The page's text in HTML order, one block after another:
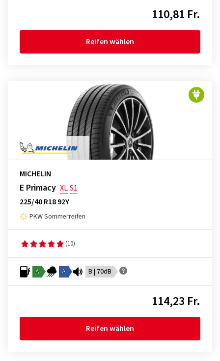
110,81 Fr.
Reifen wählen
MICHELIN
E Primacy XLS1
225/40 R18 92Y
PKW Sommerreifen
(10)
A A B | 70dB
114,23 Fr.
Reifen wählen